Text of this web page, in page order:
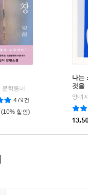
문학동네
479건
(10% 할인)
나는
것을
양귀